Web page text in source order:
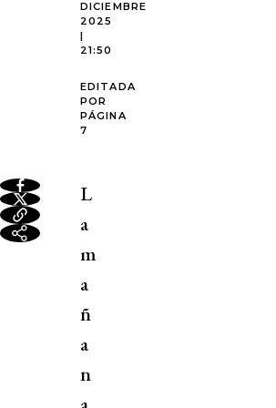
DICIEMBRE
2025
|
21:50
EDITADA
POR
PÁGINA
7
L
a
m
a
ñ
a
n